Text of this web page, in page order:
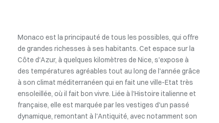
Monaco est la principauté de tous les possibles, qui offre
de grandes richesses à ses habitants. Cet espace sur la
Côte d'Azur, à quelques kilomètres de Nice, s'expose à
des températures agréables tout au long de l'année grâce
à son climat méditerranéen qui en fait une ville-Etat très
ensoleillée, où il fait bon vivre. Liée à l'Histoire italienne et
française, elle est marquée par les vestiges d'un passé
dynamique, remontant à l'Antiquité, avec notamment son